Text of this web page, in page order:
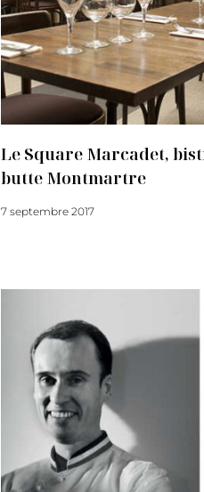
Le Square Marcadet,
butte Montmartre
7 septembre 2017